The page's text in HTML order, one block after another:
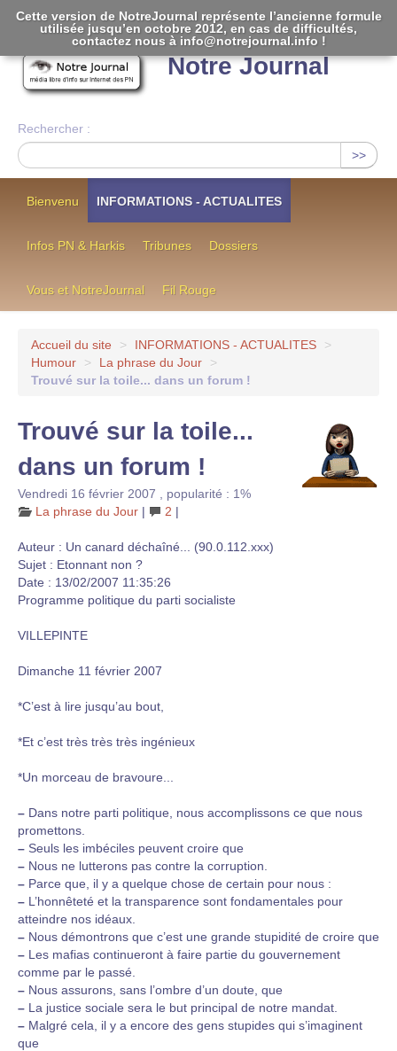
Notre Journal
Rechercher :
>>
Bienvenu INFORMATIONS - ACTUALITES
Infos PN & Harkis Tribunes Dossiers
Vous et NotreJournal Fil Rouge
Accueil du site > INFORMATIONS - ACTUALITES
>
Humour
> La phrase du Jour
>
Trouvé sur la toile... dans un forum !
Trouvé sur la toile...
dans un forum !
Vendredi 16 février 2007
popularité : 1%
La phrase du Jour | 2 |
Auteur : Un canard déchaîné... (90.0.112.xxx)
Sujet : Etonnant non ?
Date : 13/02/2007 11:35:26
Programme politique du parti socialiste
VILLEPINTE
Dimanche 11 février 2007
*C’est à lire jusqu’au bout,
*Et c’est très très très ingénieux
*Un morceau de bravoure...
– Dans notre parti politique, nous accomplissons ce que nous
promettons.
– Seuls les imbéciles peuvent croire que
– Nous ne lutterons pas contre la corruption.
– Parce que, il y a quelque chose de certain pour nous :
– L’honnêteté et la transparence sont fondamentales pour
atteindre nos idéaux.
– Nous démontrons que c’est une grande stupidité de croire que
– Les mafias continueront à faire partie du gouvernement
comme par le passé.
– Nous assurons, sans l’ombre d’un doute, que
– La justice sociale sera le but principal de notre mandat.
– Malgré cela, il y a encore des gens stupides qui s’imaginent
que
Cette version de NotreJournal représente l’ancienne formule
utilisée jusqu’en octobre 2012, en cas de difficultés,
contactez nous à info@notrejournal.info !